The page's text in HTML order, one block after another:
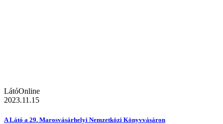
LátóOnline
2023.11.15
A Látó a 29. Marosvásárhelyi Nemzetközi Könyvvásáron